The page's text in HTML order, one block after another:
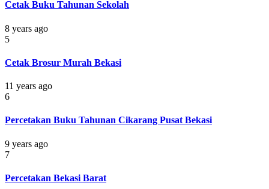
Cetak Buku Tahunan Sekolah
8 years ago
5
Cetak Brosur Murah Bekasi
11 years ago
6
Percetakan Buku Tahunan Cikarang Pusat Bekasi
9 years ago
7
Percetakan Bekasi Barat